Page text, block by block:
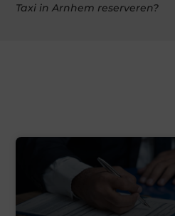
Taxi in Arnhem reserveren?